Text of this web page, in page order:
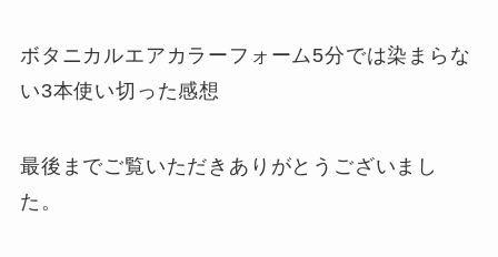
ボタニカルエアカラーフォーム5分では染まらな
い3本使い切った感想
最後までご覧いただきありがとうございまし
た。